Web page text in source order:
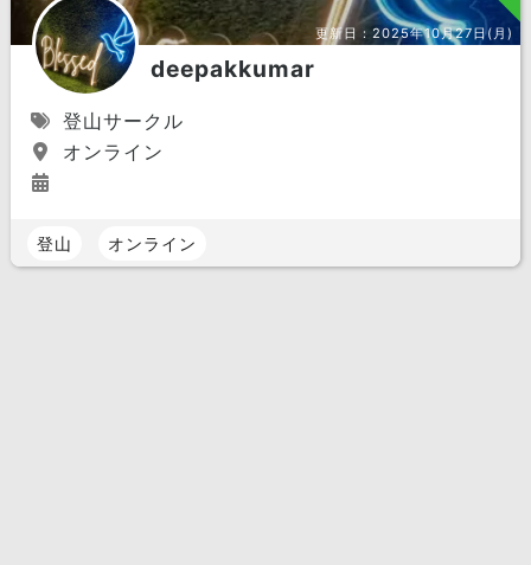
更新日：2025年10月27日(月)
deepakkumar
登山サークル
オンライン
登山 オンライン